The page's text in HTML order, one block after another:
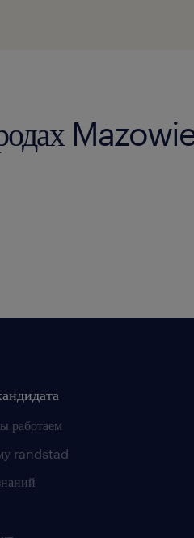
работаем
randstad